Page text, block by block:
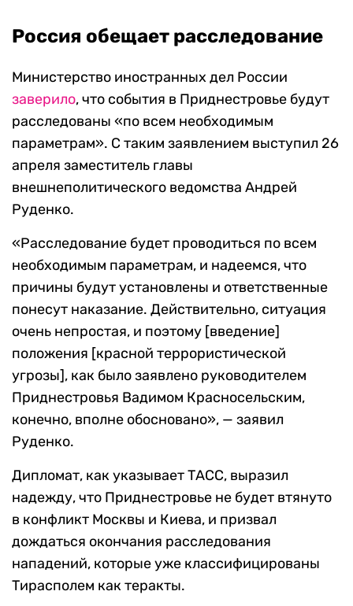
Россия обещает расследование
Министерство иностранных дел России
заверило, что события в Приднестровье будут
расследованы «по всем необходимым
параметрам». С таким заявлением выступил 26
апреля заместитель главы
внешнеполитического ведомства Андрей
Руденко.
«Расследование будет проводиться по всем
необходимым параметрам, и надеемся, что
причины будут установлены и ответственные
понесут наказание. Действительно, ситуация
очень непростая, и поэтому [введение]
положения [красной террористической
угрозы], как было заявлено руководителем
Приднестровья Вадимом Красносельским,
конечно, вполне обосновано», — заявил
Руденко.
Дипломат, как указывает ТАСС, выразил
надежду, что Приднестровье не будет втянуто
в конфликт Москвы и Киева, и призвал
дождаться окончания расследования
нападений, которые уже классифицированы
Тирасполем как теракты.